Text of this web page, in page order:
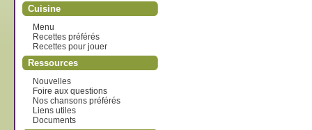
Cuisine
Menu
Recettes préférés
Recettes pour jouer
Ressources
Nouvelles
Foire aux questions
Nos chansons préférés
Liens utiles
Documents